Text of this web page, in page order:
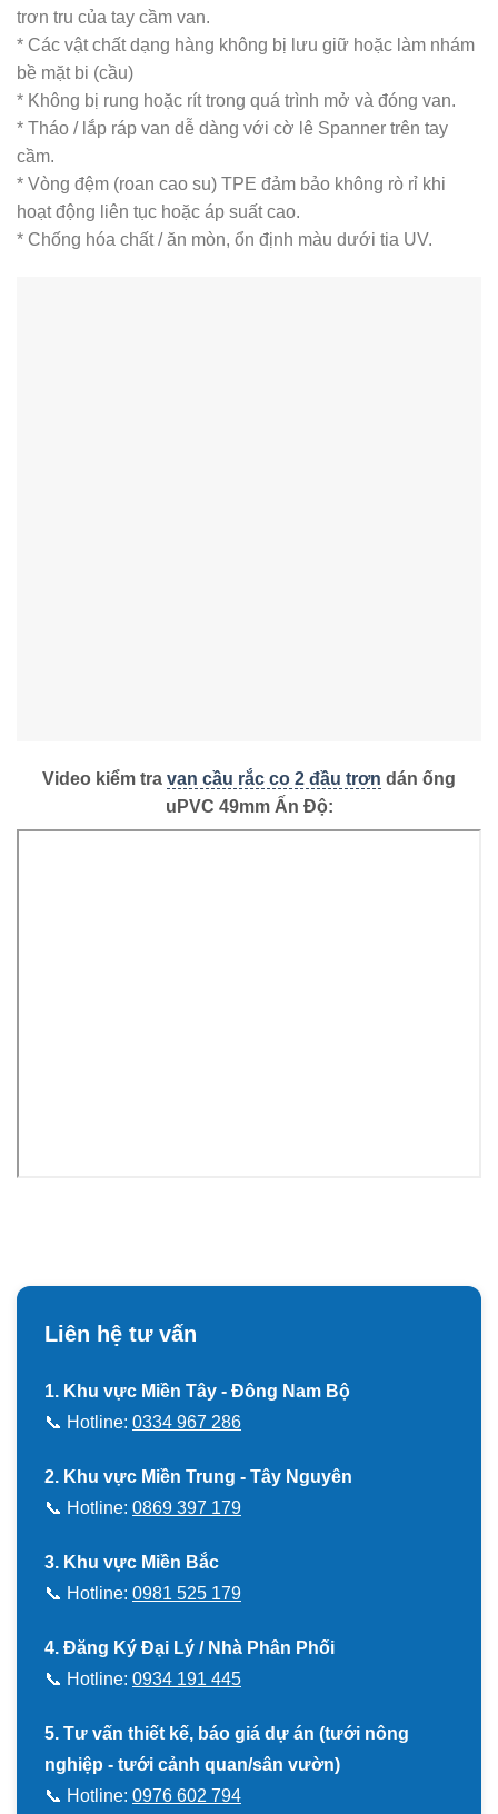
trơn tru của tay cầm van.
* Các vật chất dạng hàng không bị lưu giữ hoặc làm nhám
bề mặt bi (cầu)
* Không bị rung hoặc rít trong quá trình mở và đóng van.
* Tháo / lắp ráp van dễ dàng với cờ lê Spanner trên tay
cầm.
* Vòng đệm (roan cao su) TPE đảm bảo không rò rỉ khi
hoạt động liên tục hoặc áp suất cao.
* Chống hóa chất / ăn mòn, ổn định màu dưới tia UV.
Video kiểm tra van cầu rắc co 2 đầu trơn dán ống
uPVC 49mm Ấn Độ:
Liên hệ tư vấn
1. Khu vực Miền Tây - Đông Nam Bộ
📞 Hotline: 0334 967 286
2. Khu vực Miền Trung - Tây Nguyên
📞 Hotline: 0869 397 179
3. Khu vực Miền Bắc
📞 Hotline: 0981 525 179
4. Đăng Ký Đại Lý / Nhà Phân Phối
📞 Hotline: 0934 191 445
5. Tư vấn thiết kế, báo giá dự án (tưới nông
nghiệp - tưới cảnh quan/sân vườn)
📞 Hotline: 0976 602 794